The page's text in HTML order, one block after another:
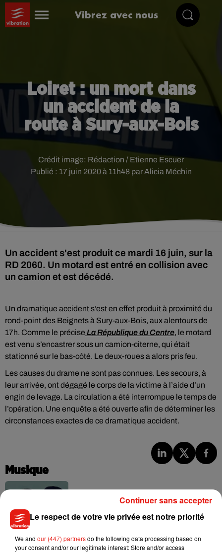
Vibrez avec nous
Loiret : un mort dans
un accident de la
route à Sury-aux-Bois
Publié : 17 juin 2020 à 11h48 par Alicia Méchin
Crédit image: Rédaction / Etienne Escuer
Un accident s'est produit ce mardi 16 juin, sur la
RD 2060. Un motard est entré en collision avec
un camion et est décédé.
Un dramatique accident s’est en effet produit à proximité du
rond-point des Beignets à Sury-aux-Bois, aux alentours de
17h. Comme le précise La République du Centre, le motard
est venu s’encastrer sous un camion-citerne, qui était
stationné sur le bas-côté. Le deux-roues a alors pris feu.
Les causes du drame ne sont pas connues. Les secours, à
leur arrivée, ont dégagé le corps de la victime à l’aide d’un
engin de levage. La circulation a été interrompue le temps de
l’opération. Une enquête a été ouverte afin de déterminer les
circonstances exactes de ce dramatique accident.
Musique
5 août 2026
Benny Blanco invite Selena Gomez et
Becky G sur son nouveau single
Le respect de votre vie privée est notre priorité
We and our (447) partnersdo the following data processing based on
your consent and/or our legitimate interest: Store and/or access
Continuer sans accepter